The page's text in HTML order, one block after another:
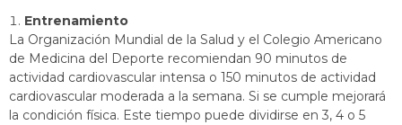
Entrenamiento
La Organización Mundial de la Salud y el Colegio Americano
de Medicina del Deporte recomiendan 90 minutos de
actividad cardiovascular intensa o 150 minutos de actividad
cardiovascular moderada a la semana. Si se cumple mejorará
la condición física. Este tiempo puede dividirse en 3, 4 o 5